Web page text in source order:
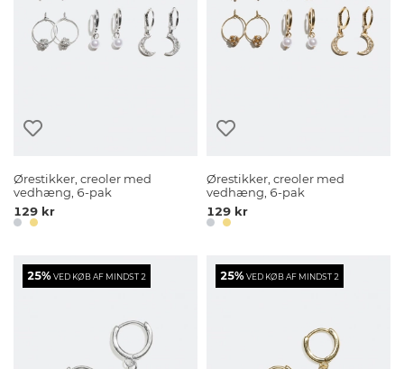
Ørestikker, creoler med
vedhæng, 6-pak
129 kr
Ørestikker, creoler med
vedhæng, 6-pak
129 kr
25%VED KØB AF MINDST 2 25%VED KØB AF MINDST 2